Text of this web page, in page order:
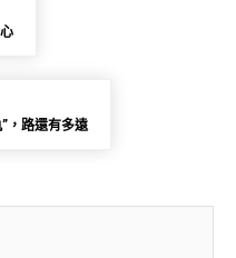
，路還有多遠